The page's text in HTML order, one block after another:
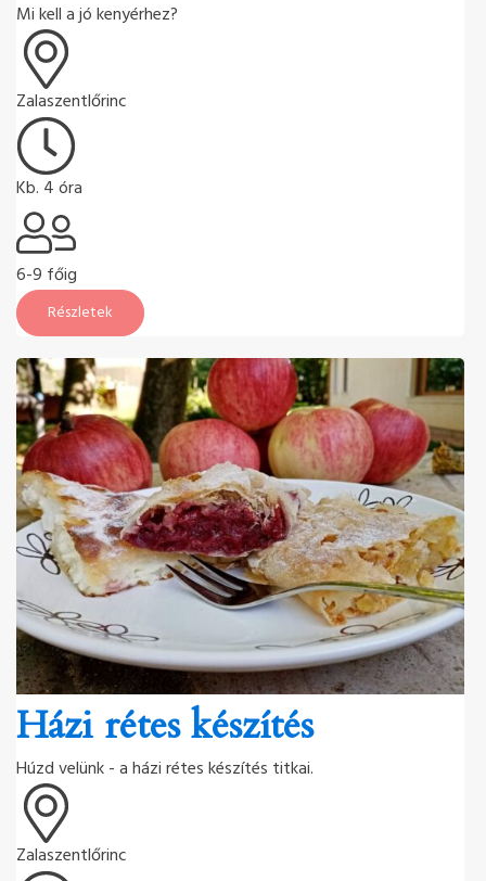
Mi kell a jó kenyérhez?
Zalaszentlőrinc
Kb. 4 óra
6-9 főig
Részletek
Házi rétes készítés
Húzd velünk - a házi rétes készítés titkai.
Zalaszentlőrinc